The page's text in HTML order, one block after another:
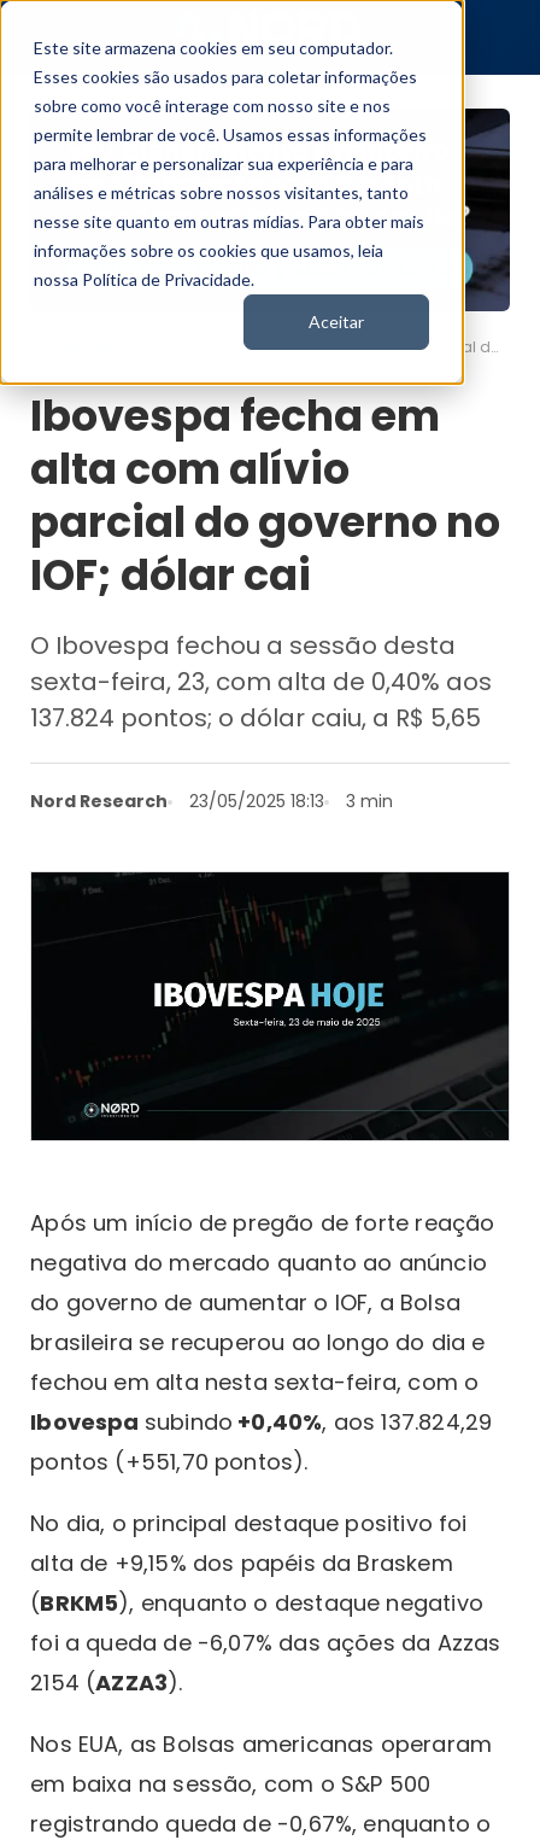
Este site armazena cookies em seu computador.
Esses cookies são usados para coletar informações
sobre como você interage com nosso site e nos
permite lembrar de você. Usamos essas informações
para melhorar e personalizar sua experiência e para
análises e métricas sobre nossos visitantes, tanto
nesse site quanto em outras mídias. Para obter mais
informações sobre os cookies que usamos, leia
nossa Política de Privacidade.
Aceitar
Ibovespa fecha em alta com alívio parcial do governo no IOF; dólar cai
Ibovespa fecha em
alta com alívio
parcial do governo no
IOF; dólar cai
O Ibovespa fechou a sessão desta
sexta-feira, 23, com alta de 0,40% aos
137.824 pontos; o dólar caiu, a R$ 5,65
Nord Research 23/05/2025 18:13 3 min
Após um início de pregão de forte reação
negativa do mercado quanto ao anúncio
do governo de aumentar o IOF, a Bolsa
brasileira se recuperou ao longo do dia e
fechou em alta nesta sexta-feira, com o
Ibovespa subindo +0,40%, aos 137.824,29
pontos (+551,70 pontos).
No dia, o principal destaque positivo foi
alta de +9,15% dos papéis da Braskem
(BRKM5), enquanto o destaque negativo
foi a queda de -6,07% das ações da Azzas
2154 (AZZA3).
Nos EUA, as Bolsas americanas operaram
em baixa na sessão, com o S&P 500
registrando queda de -0,67%, enquanto o